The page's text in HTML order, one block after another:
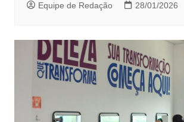
Equipe de Redação 28/01/2026